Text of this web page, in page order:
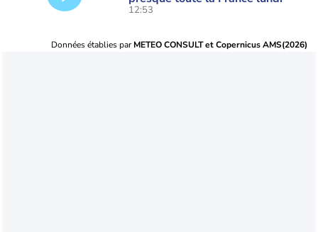
12:53
Données établies parMETEO CONSULT et Copernicus AMS(2026)